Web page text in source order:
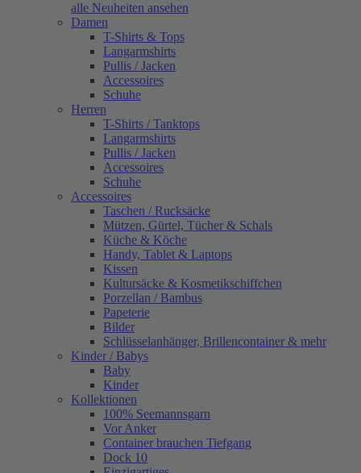
alle Neuheiten ansehen
Damen
T-Shirts & Tops
Langarmshirts
Pullis / Jacken
Accessoires
Schuhe
Herren
T-Shirts / Tanktops
Langarmshirts
Pullis / Jacken
Accessoires
Schuhe
Accessoires
Taschen / Rucksäcke
Mützen, Gürtel, Tücher & Schals
Küche & Köche
Handy, Tablet & Laptops
Kissen
Kultursäcke & Kosmetikschiffchen
Porzellan / Bambus
Papeterie
Bilder
Schlüsselanhänger, Brillencontainer & mehr
Kinder / Babys
Baby
Kinder
Kollektionen
100% Seemannsgarn
Vor Anker
Container brauchen Tiefgang
Dock 10